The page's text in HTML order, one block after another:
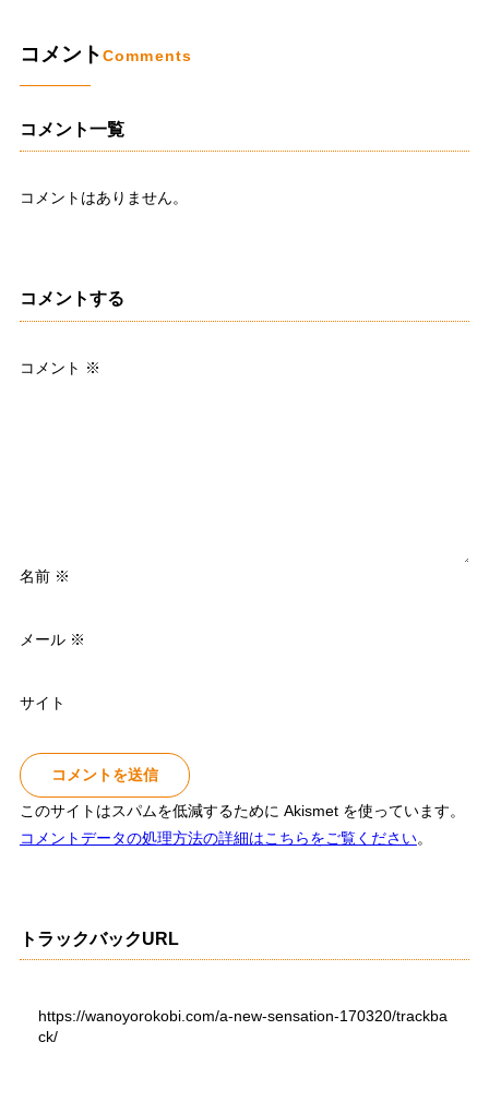
コメントComments
コメント一覧
コメントはありません。
コメントする
コメント ※
名前 ※
メール ※
サイト
このサイトはスパムを低減するために Akismet を使っています。
コメントデータの処理方法の詳細はこちらをご覧ください。
トラックバックURL
https://wanoyorokobi.com/a-new-sensation-170320/trackba
ck/